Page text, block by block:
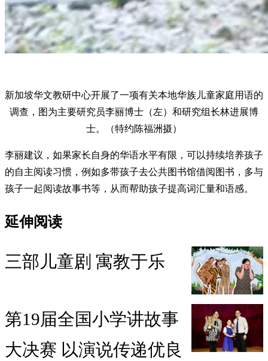
新加坡华文教研中心开展了一项有关本地华族儿童家庭用语的
调查，图为主要研究员李丽博士（左）和研究组长林进展博
士。（特约陈福洲摄）
李丽建议，如果家长自身的华语水平有限，可以持续培养孩子
的自主阅读习惯，例如多带孩子去公共图书馆借阅图书，多与
孩子一起阅读故事书等，从而帮助孩子提高词汇量和语感。
延伸阅读
三部儿童剧 寓教于乐
第19届全国小学讲故事
大决赛 以演说传递优良